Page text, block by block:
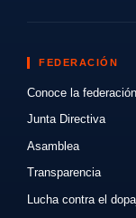
FEDERACIÓN
Conoce la federación
Junta Directiva
Asamblea
Transparencia
Lucha contra el